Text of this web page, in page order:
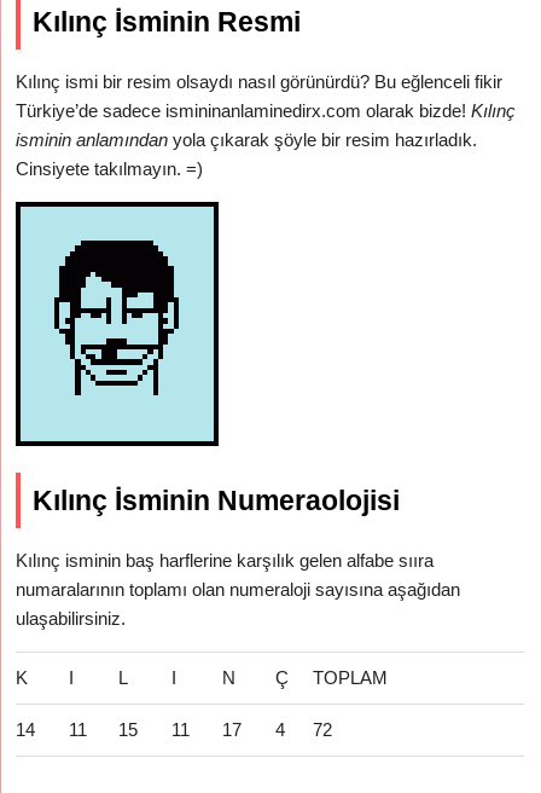
Kılınç İsminin Resmi
Kılınç ismi bir resim olsaydı nasıl görünürdü? Bu eğlenceli fikir
Türkiye’de sadece ismininanlaminedirx.com olarak bizde!Kılınç
isminin anlamından yola çıkarak şöyle bir resim hazırladık.
Cinsiyete takılmayın. =)
Kılınç İsminin Numeraolojisi
Kılınç isminin baş harflerine karşılık gelen alfabe sııra
numaralarının toplamı olan numeraloji sayısına aşağıdan
ulaşabilirsiniz.
K I L I N Ç TOPLAM
14 11 15 11 17 4 72